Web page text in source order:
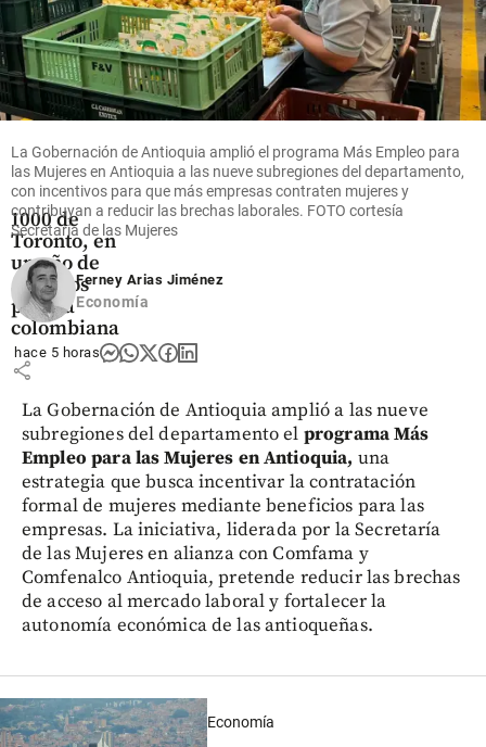
Deportes
Osorio se
despidió
del Masters
1000 de
Toronto, en
un año de
altibajos
para la
colombiana
share
La Gobernación de Antioquia amplió el programa Más Empleo para
las Mujeres en Antioquia a las nueve subregiones del departamento,
con incentivos para que más empresas contraten mujeres y
contribuyan a reducir las brechas laborales. FOTO cortesía
Secretaría de las Mujeres
Ferney Arias Jiménez
Economía
hace 5 horas
La Gobernación de Antioquia amplió a las nueve
subregiones del departamento el programa Más
Empleo para las Mujeres en Antioquia, una
estrategia que busca incentivar la contratación
formal de mujeres mediante beneficios para las
empresas. La iniciativa, liderada por la Secretaría
de las Mujeres en alianza con Comfama y
Comfenalco Antioquia, pretende reducir las brechas
de acceso al mercado laboral y fortalecer la
autonomía económica de las antioqueñas.
Economía